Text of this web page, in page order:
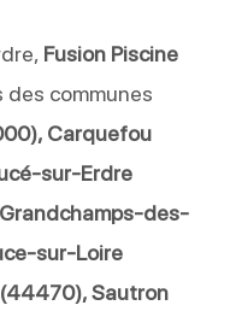
Fusion Piscine
communes
Carquefou
sur-Erdre
des-
sur-Loire
Sautron